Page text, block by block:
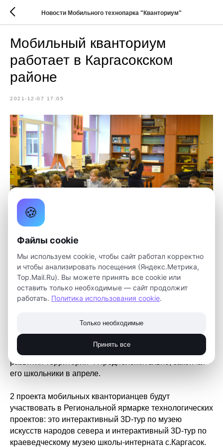
Новости Мобильного технопарка "Кванториум"
Мобильный кванториум
работает в Каргасокском
районе
2021-12-07 17:05
Команда мобильного детского технопарка на выезде в
самом отдаленном районе проекта – в Каргасокском!
Наставники работают со школьниками трех
населенных пунктов: Каргасок, Новоюгино и Павлово.
Педагоги с ребятами начали работу над проектом
QGIS. Это профессиональная геоинформационная
система, на базе которой начали проект «Мастер-план
развития территорий». Предположительно, закончат
его школьники в апреле.
2 проекта мобильных кванторианцев будут
участвовать в Региональной ярмарке технологических
проектов: это интерактивный 3D-тур по музею
искусств народов севера и интерактивный 3D-тур по
краеведческому музею школы-интерната с.Каргасок.
🍪
Файлы cookie
Мы используем cookie, чтобы сайт работал корректно
и чтобы анализировать посещения (Яндекс.Метрика,
Top.Mail.Ru). Вы можете принять все cookie или
оставить только необходимые — сайт продолжит
работать. Политика использования cookie.
Только необходимые
Принять все